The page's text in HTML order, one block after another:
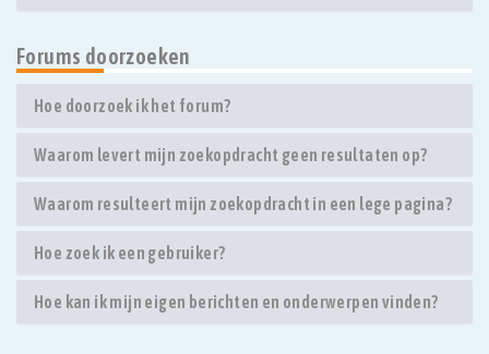
Forums doorzoeken
Hoe doorzoek ik het forum?
Waarom levert mijn zoekopdracht geen resultaten op?
Waarom resulteert mijn zoekopdracht in een lege pagina?
Hoe zoek ik een gebruiker?
Hoe kan ik mijn eigen berichten en onderwerpen vinden?